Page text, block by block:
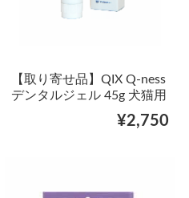
【取り寄せ品】QIX Q-ness
デンタルジェル 45g 犬猫用
¥2,750